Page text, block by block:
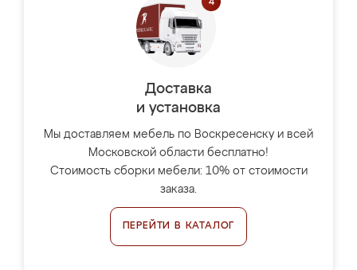
Доставка
и установка
Мы доставляем мебель по Воскресенску и всей
Московской области бесплатно!
Стоимость сборки мебели: 10% от стоимости
заказа.
ПЕРЕЙТИ В КАТАЛОГ